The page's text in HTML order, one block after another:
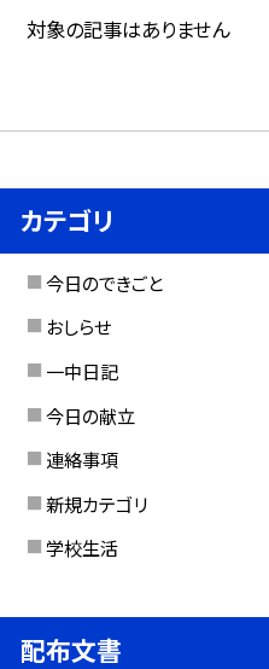
対象の記事はありません
カテゴリ
今日のできごと
おしらせ
一中日記
今日の献立
連絡事項
新規カテゴリ
学校生活
配布文書